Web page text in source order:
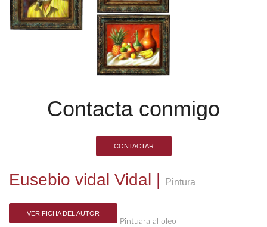
Contacta conmigo
CONTACTAR
Eusebio vidal Vidal | Pintura
VER FICHA DEL AUTOR
Pintuara al oleo